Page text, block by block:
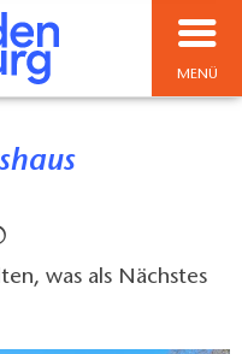
MENÜ
was als Nächstes